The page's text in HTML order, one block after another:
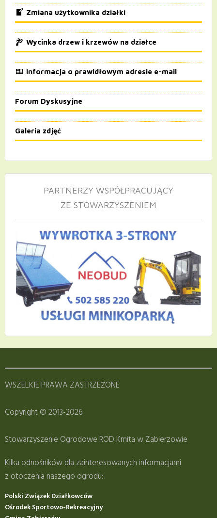
Zmiana użytkownika działki
Wycinka drzew i krzewów na działce
Informacja o prawidłowym adresie e-mail
Forum Dyskusyjne
Galeria zdjęć
PARTNERZY WSPÓŁPRACUJĄCY
ZE STOWARZYSZENIEM
WSZELKIE PRAWA ZASTRZEŻONE
Copyright © 2013-2026
Stowarzyszenie Ogrodowe ROD Kmita w Zabierzowie
Kilka odnośników dla zainteresowanych informacjami
z otoczenia naszego ogrodu:
Polski Związek Działkowców
Ośrodek Sportowo-Rekreacyjny